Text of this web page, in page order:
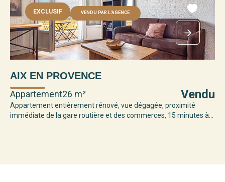
EXCLUSIF VENDU PAR L'AGENCE
AIX EN PROVENCE
Appartement26 m² Vendu
Appartement entièrement rénové, vue dégagée, proximité
immédiate de la gare routière et des commerces, 15 minutes à...